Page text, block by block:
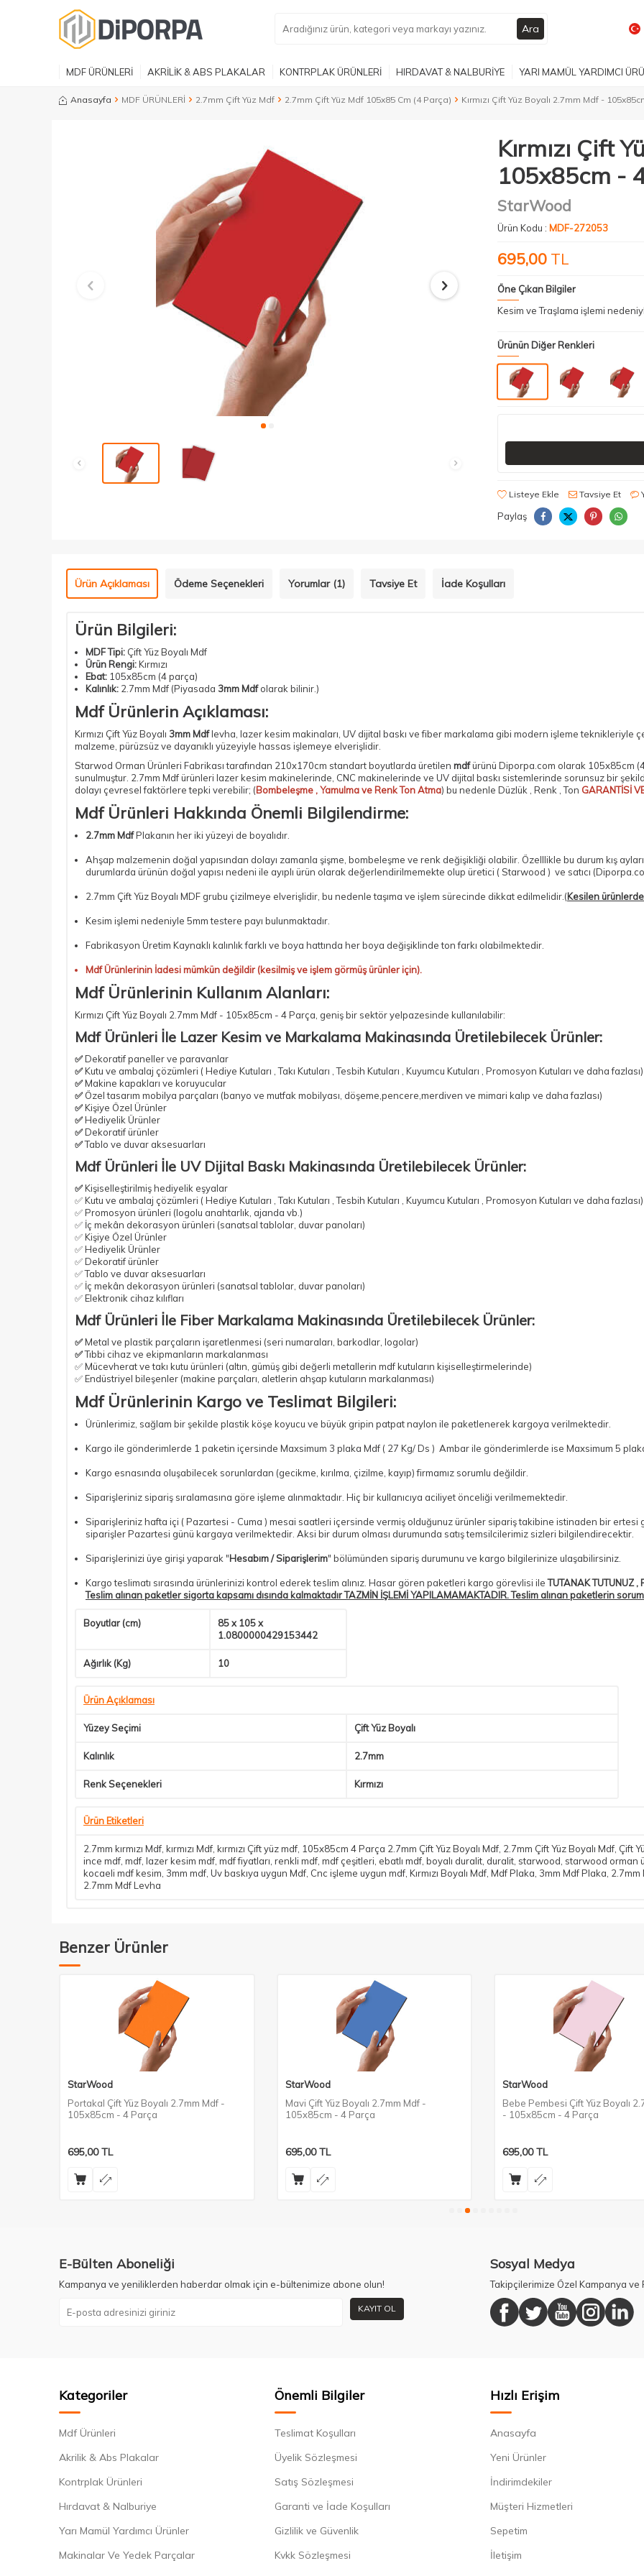
Ara
MDF ÜRÜNLERİ AKRİLİK & ABS PLAKALAR KONTRPLAK ÜRÜNLERİ HIRDAVAT & NALBURİYE YARI MAMÜL YARDIMCI
Anasayfa MDF ÜRÜNLERİ 2.7mm Çift Yüz Mdf 2.7mm Çift Yüz Mdf 105x85 Cm (4 Parça) Kırmızı Çift Yüz Boyalı 2.7mm Mdf -
Kırmızı Çift
105x85cm -
StarWood
Ürün Kodu : MDF-272053
695,00 TL
Öne Çıkan Bilgiler
Kesim ve Traşlama işlemi
Ürünün Diğer Renkleri
Listeye Ekle Tavsiye Et
Paylaş
Ürün Açıklaması Ödeme Seçenekleri Yorumlar (1) Tavsiye Et İade Koşulları
Ürün Bilgileri:
MDF Tipi: Çift Yüz Boyalı Mdf
Ürün Rengi:Kırmızı
Ebat: 105x85cm (4 parça)
Kalınlık: 2.7mm Mdf (Piyasada 3mm Mdfolarak bilinir.)
Mdf Ürünlerin Açıklaması:
Kırmızı Çift Yüz Boyalı 3mm Mdflevha, lazer kesim makinaları , UV dijital baskı vefiber markalama gibi modern işleme teknikleriyle
malzeme, pürüzsüz ve dayanıklı yüzeyiyle hassas işlemeye elverişlidir.
Starwod Orman Ürünleri Fabrikası tarafından 210x170cm standart boyutlarda üretilen mdfürünü Diporpa.com olarak 105x85cm
sunulmuştur. 2.7mm Mdfürünleri lazer kesim makinelerinde, CNC makinelerinde ve UV dijital baskı sistemlerinde sorunsuz bir
dolayı çevresel faktörlere tepki verebilir; (Bombeleşme , Yamulma ve Renk Ton Atma) bu nedenle Düzlük , Renk , Ton GARANTİSİ
Mdf Ürünleri Hakkında Önemli Bilgilendirme:
2.7mm MdfPlakanın her iki yüzeyi de boyalıdır.
Ahşap malzemenin doğal yapısından dolayı zamanla şişme, bombeleşme ve renk değişikliği olabilir. Özelllikle bu durum kış
durumlarda ürünün doğal yapısı nedeni ile ayıplı ürün olarak değerlendirilmemekte olup üretici ( Starwood ) ve satıcı
2.7mm Çift Yüz Boyalı MDF grubu çizilmeye elverişlidir, bu nedenle taşıma ve işlem sürecinde dikkat edilmelidir.(Kesilen
Kesim işlemi nedeniyle 5mm testere payı bulunmaktadır.
Fabrikasyon Üretim Kaynaklı kalınlık farklı ve boya hattında her boya değişiklinde ton farkı olabilmektedir.
Mdf Ürünlerinin İadesi mümkün değildir (kesilmiş ve işlem görmüş ürünler için).
Mdf Ürünlerinin Kullanım Alanları:
Kırmızı Çift Yüz Boyalı 2.7mm Mdf - 105x85cm - 4 Parça , geniş bir sektör yelpazesinde kullanılabilir:
Mdf Ürünleri İle Lazer Kesim ve Markalama Makinasında Üretilebilecek Ürünler:
✅Dekoratif paneller ve paravanlar
✅Kutu ve ambalaj çözümleri ( Hediye Kutuları , Takı Kutuları , Tesbih Kutuları , Kuyumcu Kutuları , Promosyon Kutuları ve daha
✅Makine kapakları ve koruyucular
✅ Özel tasarım mobilya parçaları (banyo ve mutfak mobilyası, döşeme,pencere,merdiven ve mimari kalıp ve daha fazlası)
✅Kişiye Özel Ürünler
✅Hediyelik Ürünler
✅Dekoratif ürünler
✅Tablo ve duvar aksesuarları
Mdf Ürünleri İle UV Dijital Baskı Makinasında Üretilebilecek Ürünler:
✅Kişiselleştirilmiş hediyelik eşyalar
✅ Kutu ve ambalaj çözümleri ( Hediye Kutuları , Takı Kutuları , Tesbih Kutuları , Kuyumcu Kutuları , Promosyon Kutuları ve daha
✅ Promosyon ürünleri (logolu anahtarlık, ajanda vb.)
✅ İç mekân dekorasyon ürünleri (sanatsal tablolar, duvar panoları)
✅ Kişiye Özel Ürünler
✅ Hediyelik Ürünler
✅ Dekoratif ürünler
✅ Tablo ve duvar aksesuarları
✅ İç mekân dekorasyon ürünleri (sanatsal tablolar, duvar panoları)
✅ Elektronik cihaz kılıfları
Mdf Ürünleri İle Fiber Markalama Makinasında Üretilebilecek Ürünler:
✅Metal ve plastik parçaların işaretlenmesi (seri numaraları, barkodlar, logolar)
✅Tıbbi cihaz ve ekipmanların markalanması
✅ Mücevherat ve takı kutu ürünleri (altın, gümüş gibi değerli metallerin mdf kutuların kişiselleştirmelerinde)
✅ Endüstriyel bileşenler (makine parçaları, aletlerin ahşap kutuların markalanması)
Mdf Ürünlerinin Kargo ve Teslimat Bilgileri:
Ürünlerimiz, sağlam bir şekilde plastik köşe koyucu ve büyük gripin patpat naylon ile paketlenerek kargoya verilmektedir.
Kargo ile gönderimlerde 1 paketin içersinde Maxsimum 3 plaka Mdf ( 27 Kg/ Ds ) Ambar ile gönderimlerde ise Maxsimum 5
Kargo esnasında oluşabilecek sorunlardan (gecikme, kırılma, çizilme, kayıp) firmamız sorumlu değildir.
Siparişleriniz sipariş sıralamasına göre işleme alınmaktadır. Hiç bir kullanıcıya aciliyet önceliği verilmemektedir.
Siparişleriniz hafta içi ( Pazartesi - Cuma ) mesai saatleri içersinde vermiş olduğunuz ürünler sipariş takibine istinaden bir ertesi
siparişler Pazartesi günü kargaya verilmektedir. Aksi bir durum olması durumunda satış temsilcilerimiz sizleri bilgilendirecektir.
Siparişlerinizi üye girişi yaparak "Hesabım / Siparişlerim" bölümünden sipariş durumunu ve kargo bilgilerinize ulaşabilirsiniz.
Kargo teslimatı sırasında ürünlerinizi kontrol ederek teslim alınız. Hasar gören paketleri kargo görevlisi ileTUTANAK TUTUNUZ ,
Teslim alınan paketler sigorta kapsamı dısında kalmaktadır TAZMİN İŞLEMİ YAPILAMAMAKTADIR. Teslim alınan paketlerin
Boyutlar (cm)
85 x 105 x
1.0800000429153442
Ağırlık (Kg) 10
Ürün Açıklaması
Yüzey Seçimi Çift Yüz Boyalı
Kalınlık 2.7mm
Renk Seçenekleri Kırmızı
Ürün Etiketleri
2.7mm kırmızı Mdf kırmızı Mdf kırmızı Çift yüz mdf 105x85cm 4 Parça 2.7mm Çift Yüz Boyalı Mdf 2.7mm Çift Yüz Boyalı Mdf Çift
ince mdf mdf lazer kesim mdf mdf fiyatları renkli mdf mdf çeşitleri ebatlı mdf boyalı duralit duralit starwood starwood orman
kocaeli mdf kesim 3mm mdf Uv baskıya uygun Mdf Cnc işleme uygun mdf Kırmızı Boyalı Mdf Mdf Plaka 3mm Mdf Plaka 2.7mm
2.7mm Mdf Levha
Benzer Ürünler
StarWood
Portakal Çift Yüz Boyalı 2.7mm Mdf -
105x85cm - 4 Parça
695,00TL
StarWood
Mavi Çift Yüz Boyalı 2.7mm Mdf -
105x85cm - 4 Parça
695,00TL
StarWood
Bebe Pembesi Çift Yüz Boyalı
- 105x85cm - 4 Parça
695,00TL
E-Bülten Aboneliği
Kampanya ve yeniliklerden haberdar olmak için e-bültenimize abone olun!
KAYIT OL
Sosyal Medya
Takipçilerimize Özel Kampanya
Kategoriler
Mdf Ürünleri
Akrilik & Abs Plakalar
Kontrplak Ürünleri
Hırdavat & Nalburiye
Yarı Mamül Yardımcı Ürünler
Makinalar Ve Yedek Parçalar
Önemli Bilgiler
Teslimat Koşulları
Üyelik Sözleşmesi
Satış Sözleşmesi
Garanti ve İade Koşulları
Gizlilik ve Güvenlik
Kvkk Sözleşmesi
Hızlı Erişim
Anasayfa
Yeni Ürünler
İndirimdekiler
Müşteri Hizmetleri
Sepetim
İletişim